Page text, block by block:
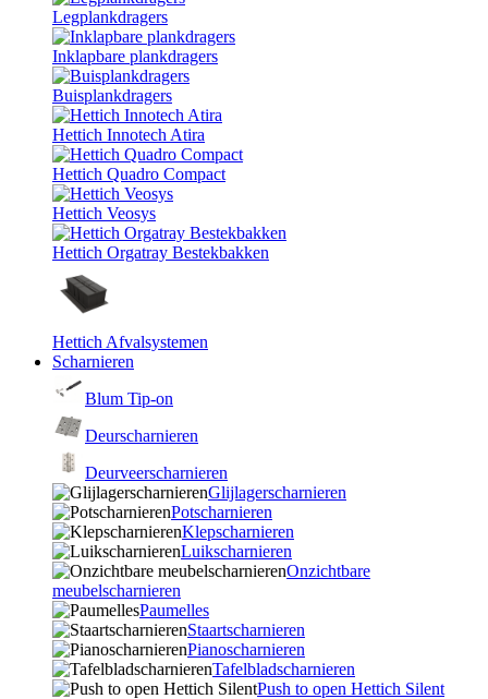
Legplankdragers
Inklapbare plankdragers
Buisplankdragers
Hettich Innotech Atira
Hettich Quadro Compact
Hettich Veosys
Hettich Orgatray Bestekbakken
Hettich Afvalsystemen
Scharnieren
Blum Tip-on
Deurscharnieren
Deurveerscharnieren
Glijlagerscharnieren
Potscharnieren
Klepscharnieren
Luikscharnieren
Onzichtbare
meubelscharnieren
Paumelles
Staartscharnieren
Pianoscharnieren
Tafelbladscharnieren
Push to open Hettich Silent